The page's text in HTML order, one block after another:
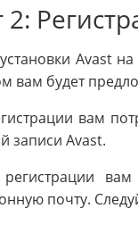
Avast
вам будет
вам
записи Avast.
почту.